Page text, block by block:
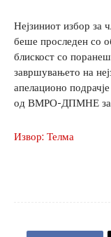
Нејзиниот избор за
беше проследен
блискост со
завршувањето на
апелационо
од ВМРО-ДПМНЕ за
Извор: Телма